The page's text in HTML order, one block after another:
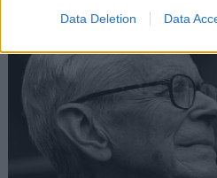
Data Deletion Data